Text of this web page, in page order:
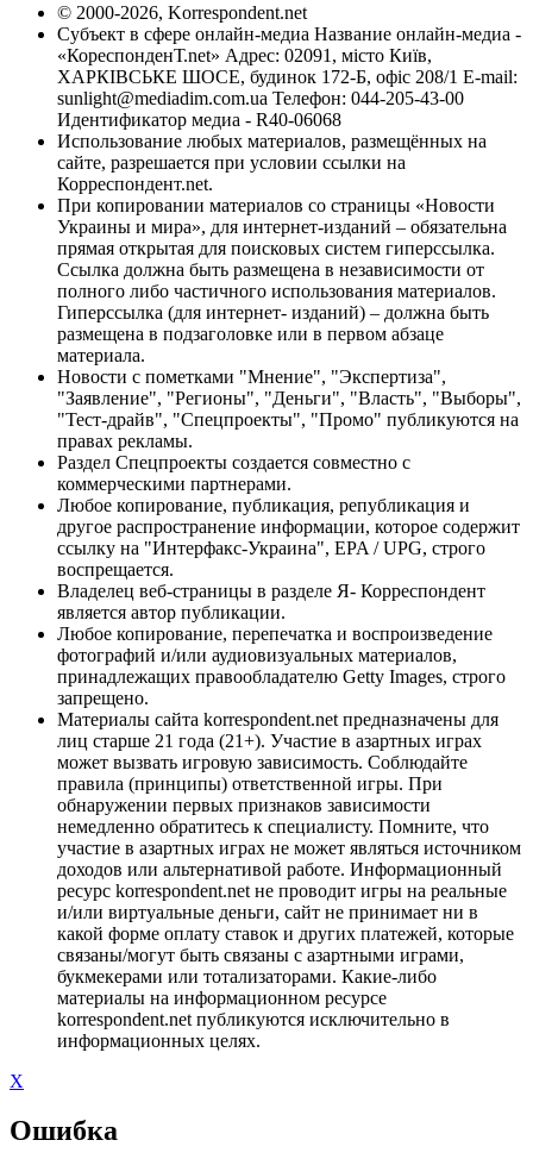
© 2000-2026, Korrespondent.net
Субъект в сфере онлайн-медиа Название онлайн-медиа -
«КореспонденТ.net» Адрес: 02091, місто Київ,
ХАРКІВСЬКЕ ШОСЕ, будинок 172-Б, офіс 208/1 E-mail:
sunlight@mediadim.com.ua Телефон: 044-205-43-00
Идентификатор медиа - R40-06068
Использование любых материалов, размещённых на
сайте, разрешается при условии ссылки на
Корреспондент.net.
При копировании материалов со страницы «Новости
Украины и мира», для интернет-изданий – обязательна
прямая открытая для поисковых систем гиперссылка.
Ссылка должна быть размещена в независимости от
полного либо частичного использования материалов.
Гиперссылка (для интернет- изданий) – должна быть
размещена в подзаголовке или в первом абзаце
материала.
Новости с пометками "Мнение", "Экспертиза",
"Заявление", "Регионы", "Деньги", "Власть", "Выборы",
"Тест-драйв", "Спецпроекты", "Промо" публикуются на
правах рекламы.
Раздел Спецпроекты создается совместно с
коммерческими партнерами.
Любое копирование, публикация, републикация и
другое распространение информации, которое содержит
ссылку на "Интерфакс-Украина", EPA / UPG, строго
воспрещается.
Владелец веб-страницы в разделе Я- Корреспондент
является автор публикации.
Любое копирование, перепечатка и воспроизведение
фотографий и/или аудиовизуальных материалов,
принадлежащих правообладателю Getty Images, строго
запрещено.
Материалы сайта korrespondent.net предназначены для
лиц старше 21 года (21+). Участие в азартных играх
может вызвать игровую зависимость. Соблюдайте
правила (принципы) ответственной игры. При
обнаружении первых признаков зависимости
немедленно обратитесь к специалисту. Помните, что
участие в азартных играх не может являться источником
доходов или альтернативой работе. Информационный
ресурс korrespondent.net не проводит игры на реальные
и/или виртуальные деньги, сайт не принимает ни в
какой форме оплату ставок и других платежей, которые
связаны/могут быть связаны с азартными играми,
букмекерами или тотализаторами. Какие-либо
материалы на информационном ресурсе
korrespondent.net публикуются исключительно в
информационных целях.
X
Ошибка